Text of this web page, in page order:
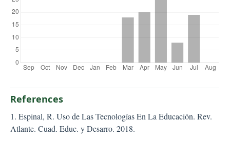
References
1. Espinal, R. Uso de Las Tecnologías En La Educación. Rev.
Atlante. Cuad. Educ. y Desarro. 2018.